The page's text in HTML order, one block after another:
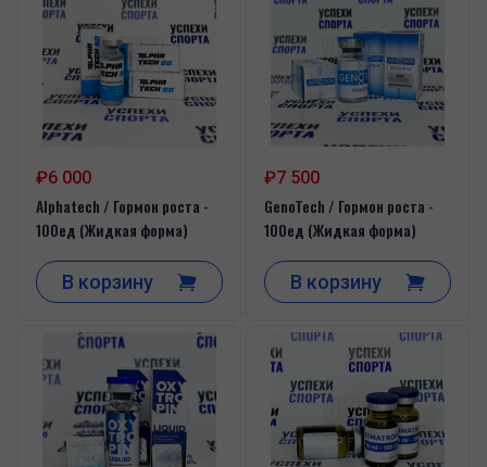
₽6 000
Alphatech / Гормон роста -
100ед (Жидкая форма)
В корзину
₽7 500
GenoTech / Гормон роста -
100ед (Жидкая форма)
В корзину